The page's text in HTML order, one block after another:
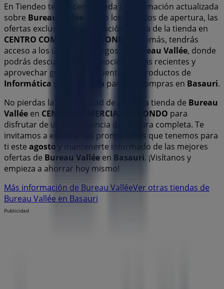
En Tiendeo te ofrecemos toda la información actualizada
sobre Bureau Vallée
, como los horarios de apertura, las
ofertas exclusivas y la ubicación exacta de la tienda en
CENTRO COMERCIAL BILBONDO
. Además, tendrás
acceso a los últimos catálogos de
Bureau Vallée, donde
podrás descubrir las promociones más recientes y
aprovechar grandes descuentos en productos de
Informática y Electrónica para tus compras en Basauri.
No pierdas la oportunidad de visitar la tienda de Bureau
Vallée en CENTRO COMERCIAL BILBONDO para
disfrutar de una experiencia de compra completa. Te
invitamos a explorar las promociones que tenemos para
ti este agosto y mantenerte informado de las mejores
ofertas de Bureau Vallée en Basauri. ¡Visítanos y
empieza a ahorrar hoy mismo!
Más información de Bureau ValléeVer otras tiendas de
Bureau Vallée en Basauri
Publicidad